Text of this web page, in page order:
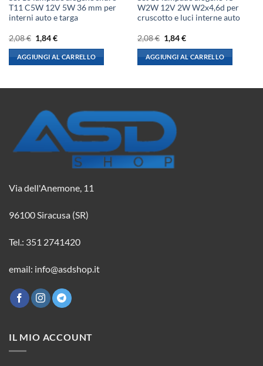
T11 C5W 12V 5W 36 mm per
interni auto e targa
2,08€ Il
prezzo
originale
era:
2,08 €.
1,84€Il
attuale
è:
1,84 €.
AGGIUNGI AL CARRELLO
W2W 12V 2W W2x4,6d per
cruscotto e luci interne auto
2,08€ Il
prezzo
originale
era:
2,08 €.
1,84€Il
attuale
è:
1,84 €.
AGGIUNGI AL CARRELLO
Via dell'Anemone, 11
96100 Siracusa (SR)
Tel.: 351 2741420
email: info@asdshop.it
IL MIO ACCOUNT